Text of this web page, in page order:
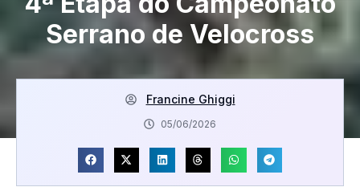
Serrano de Velocross
Francine Ghiggi
05/06/2026